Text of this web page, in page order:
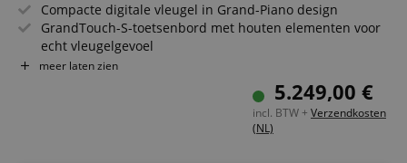
Compacte digitale vleugel in Grand-Piano design
GrandTouch-S-toetsenbord met houten elementen voor
echt vleugelgevoel
Twee gesampelde premium vleugels: Yamaha CFX &
Binaural Sampling voor meeslepend spelen via
Virtual Resonance Modeling creëert natuurlijke
meer laten zien
5.249,00 €
incl. BTW + Verzendkosten
(NL)